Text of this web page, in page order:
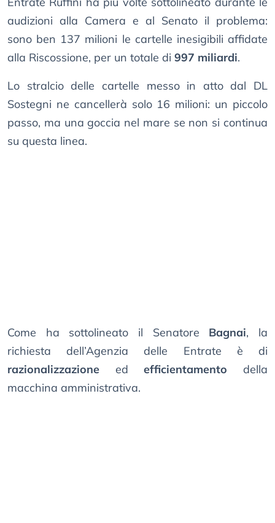
audizioni alla Camera e al Senato il problema:
sono ben 137 milioni le cartelle inesigibili affidate
alla Riscossione, per un totale di 997 miliardi.
Lo stralcio delle cartelle messo in atto dal DL
Sostegni ne cancellerà solo 16 milioni: un piccolo
passo, ma una goccia nel mare se non si continua
su questa linea.
Come ha sottolineato il Senatore Bagnai, la
richiesta dell’Agenzia delle Entrate è di
razionalizzazione edefficientamento della
macchina amministrativa.